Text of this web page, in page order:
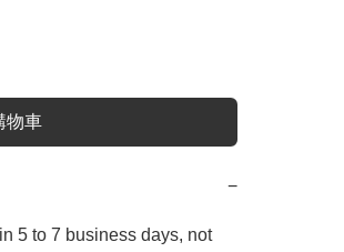
物車
−
5 to 7 business days, not